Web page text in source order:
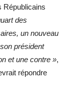
Républicains
des
un nouveau
président
et une contre »,
répondre